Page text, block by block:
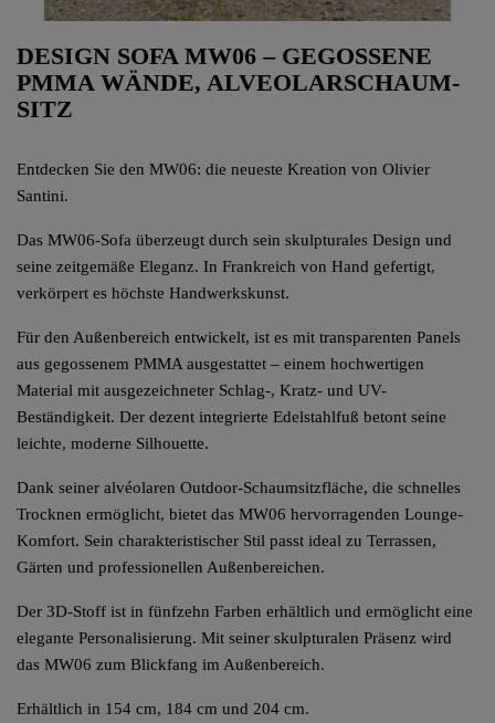
DESIGN SOFA MW06 – GEGOSSENE
PMMA WÄNDE, ALVEOLARSCHAUM-
SITZ
Entdecken Sie den MW06: die neueste Kreation von Olivier
Santini.
Das MW06-Sofa überzeugt durch sein skulpturales Design und
seine zeitgemäße Eleganz. In Frankreich von Hand gefertigt,
verkörpert es höchste Handwerkskunst.
Für den Außenbereich entwickelt, ist es mit transparenten Panels
aus gegossenem PMMA ausgestattet – einem hochwertigen
Material mit ausgezeichneter Schlag-, Kratz- und UV-
Beständigkeit. Der dezent integrierte Edelstahlfuß betont seine
leichte, moderne Silhouette.
Dank seiner alvéolaren Outdoor-Schaumsitzfläche, die schnelles
Trocknen ermöglicht, bietet das MW06 hervorragenden Lounge-
Komfort. Sein charakteristischer Stil passt ideal zu Terrassen,
Gärten und professionellen Außenbereichen.
Der 3D-Stoff ist in fünfzehn Farben erhältlich und ermöglicht eine
elegante Personalisierung. Mit seiner skulpturalen Präsenz wird
das MW06 zum Blickfang im Außenbereich.
Erhältlich in 154 cm, 184 cm und 204 cm.